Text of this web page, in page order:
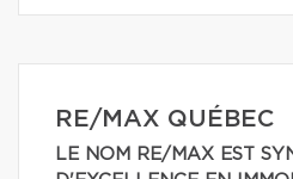
RE/MAX QUÉBEC
LE NOM RE/MAX EST